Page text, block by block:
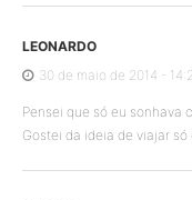
LEONARDO
30 de maio de 2014 -
Pensei que só eu sonhava
Gostei da ideia de viajar